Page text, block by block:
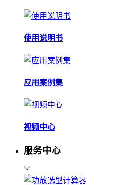
使用说明书
应用案例集
视频中心
服务中心